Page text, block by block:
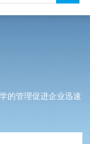
的管理促进企业迅速